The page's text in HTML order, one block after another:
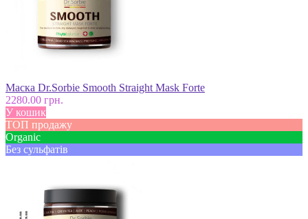
Маска Dr.Sorbie Smooth Straight Mask Forte
2280.00 грн.
У кошик
ТОП продажу
Оrganic
Без сульфатів